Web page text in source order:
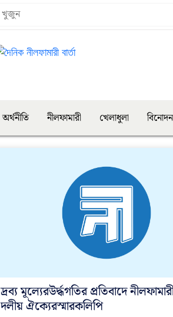
অর্থনীতি নীলফামারী খেলাধুলা বিনোদন
দ্রব্য মূল্যেরউর্দ্ধগতির প্রতিবাদে
দলীয় ঐক্যেরস্মারকলিপি